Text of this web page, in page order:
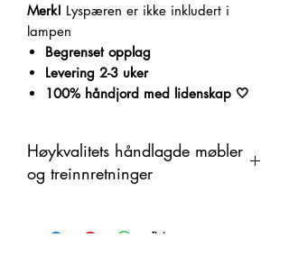
Merk! Lyspæren er ikke inkludert i
lampen
Begrenset opplag
Levering 2-3 uker
100% håndjord med lidenskap 🤍
Høykvalitets håndlagde møbler
og treinnretninger
et organisk materiale med